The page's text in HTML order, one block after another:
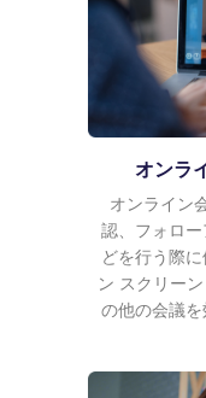
オンラ
オンライン
認、フォロ
どを行う際
ン スクリー
の他の会議を